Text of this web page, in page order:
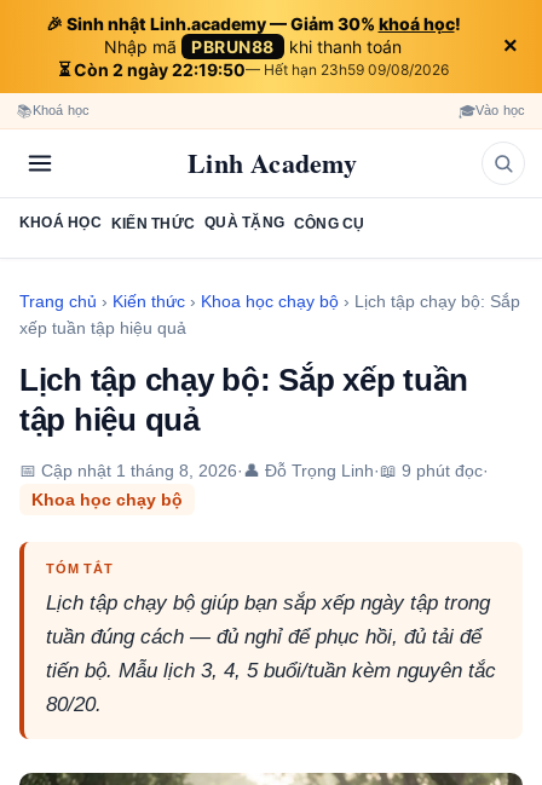
🎉 Sinh nhật Linh.academy — Giảm 30% khoá học!
Nhập mã PBRUN88 khi thanh toán
⏳ Còn 2 ngày 22:19:49— Hết hạn 23h59 09/08/2026
×
📚Khoá học 🎓Vào học
Linh Academy
KHOÁ HỌC KIẾN THỨC QUÀ TẶNG CÔNG CỤ
Trang chủ › Kiến thức › Khoa học chạy bộ › Lịch tập chạy bộ: Sắp
xếp tuần tập hiệu quả
Lịch tập chạy bộ: Sắp xếp tuần
tập hiệu quả
📅 Cập nhật 1 tháng 8, 2026·👤 Đỗ Trọng Linh·📖 9 phút đọc·
Khoa học chạy bộ
TÓM TẮT
Lịch tập chạy bộ giúp bạn sắp xếp ngày tập trong
tuần đúng cách — đủ nghỉ để phục hồi, đủ tải để
tiến bộ. Mẫu lịch 3, 4, 5 buổi/tuần kèm nguyên tắc
80/20.